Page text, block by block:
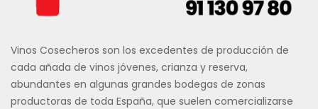
Vinos Cosecheros son los excedentes de producción de
cada añada de vinos jóvenes, crianza y reserva,
abundantes en algunas grandes bodegas de zonas
productoras de toda España, que suelen comercializarse